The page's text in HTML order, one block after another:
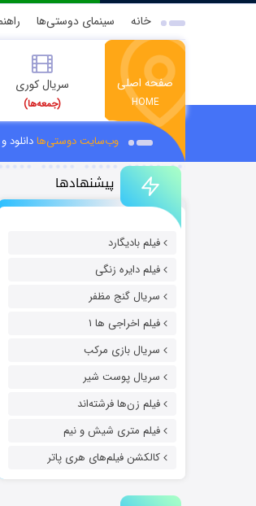
خانه سینمای دوستی‌ها
صفحه اصلی
HOME
سریال کوری
(جمعه‌ها)
وب‌سایت دوستی‌هادانلود
پیشنهادها
فیلم بادیگارد
فیلم دایره زنگی
سریال گنج مظفر
فیلم اخراجی ها ۱
سریال بازی مرکب
سریال پوست شیر
فیلم زن‌ها فرشته‌اند
فیلم متری شیش و نیم
کالکشن فیلم‌های هری پاتر